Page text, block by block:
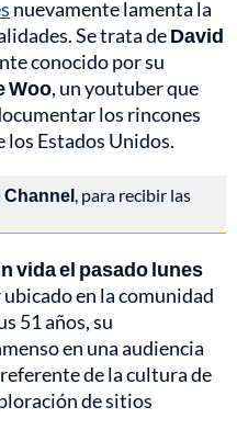
nuevamente lamenta la
Se trata deDavid
conocido por su
Woo, un youtuber que
los rincones
los Estados Unidos.
Channel, para recibir las
vida el pasado lunes
ubicado en la comunidad
51 años, su
en una audiencia
de la cultura de
de sitios